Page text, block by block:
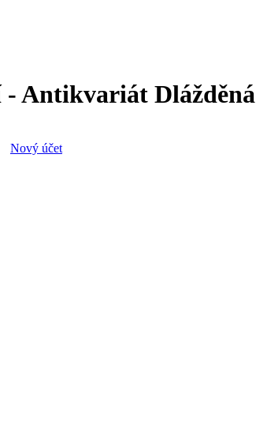
- Antikvariát Dlážděná
Nový účet